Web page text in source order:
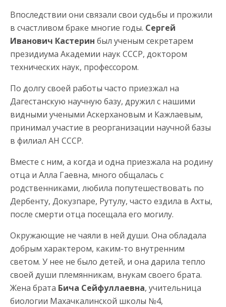
Впоследствии они связали свои судьбы и прожили
в счастливом браке многие годы. Сергей
Иванович Кастерин был ученым секретарем
президиума Академии наук СССР, доктором
технических наук, профессором.
По долгу своей работы часто приезжал на
Дагестанскую научную базу, дружил с нашими
видными учеными Аскерхановым и Кажлаевым,
принимал участие в реорганизации научной базы
в филиал АН СССР.
Вместе с ним, а когда и одна приезжала на родину
отца и Алла Гаевна, много общалась с
родственниками, любила попутешествовать по
Дербенту, Докузпаре, Рутулу, часто ездила в Ахты,
после смерти отца посещала его могилу.
Окружающие не чаяли в ней души. Она обладала
добрым характером, каким-то внутренним
светом. У нее не было детей, и она дарила тепло
своей души племянникам, внукам своего брата.
Жена брата Бича Сейфуллаевна, учительница
биологии Махачкалинской школы №4,